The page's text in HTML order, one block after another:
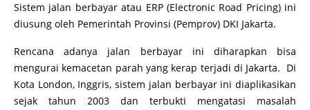
Sistem jalan berbayar atau ERP (Electronic Road Pricing) ini
diusung oleh Pemerintah Provinsi (Pemprov) DKI Jakarta.
Rencana adanya jalan berbayar ini diharapkan bisa
mengurai kemacetan parah yang kerap terjadi di Jakarta. Di
Kota London, Inggris, sistem jalan berbayar ini diaplikasikan
sejak tahun 2003 dan terbukti mengatasi masalah